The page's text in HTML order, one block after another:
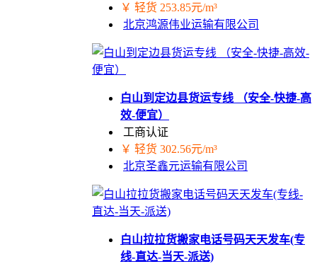
￥ 轻货 253.85元/m³
北京鸿源伟业运输有限公司
白山到定边县货运专线 （安全-快捷-高
效-便宜）
工商认证
￥ 轻货 302.56元/m³
北京圣鑫元运输有限公司
白山拉拉货搬家电话号码天天发车(专
线-直达-当天-派送)